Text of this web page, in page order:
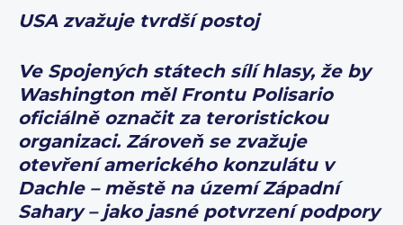
USA zvažuje tvrdší postoj
Ve Spojených státech sílí hlasy, že by
Washington měl Frontu Polisario
oficiálně označit za teroristickou
organizaci. Zároveň se zvažuje
otevření amerického konzulátu v
Dachle – městě na území Západní
Sahary – jako jasné potvrzení podpory